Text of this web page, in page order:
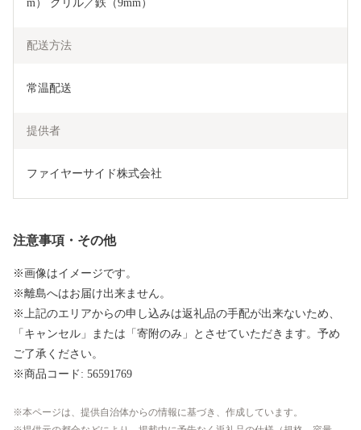
m） グリル／鉄（9mm）
配送方法
常温配送
提供者
ファイヤーサイド株式会社
注意事項・その他
※画像はイメージです。
※離島へはお届け出来ません。
※上記のエリアからの申し込みは返礼品の手配が出来ないため、
「キャンセル」または「寄附のみ」とさせていただきます。予め
ご了承ください。
※商品コード: 56591769
本ページは、提供自治体からの情報に基づき、作成しています。